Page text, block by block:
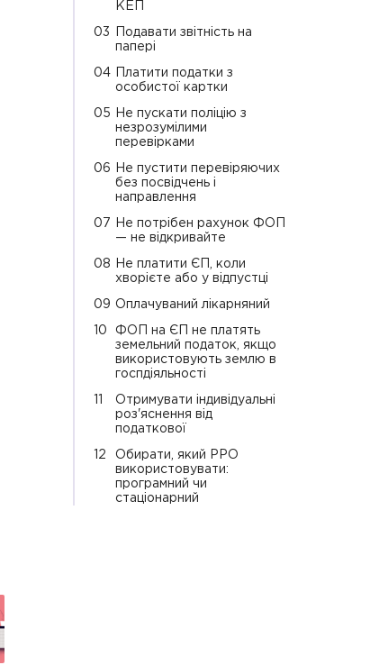
КЕП
03
Подавати звітність на
папері
04
Платити податки з
особистої картки
05
Не пускати поліцію з
незрозумілими
перевірками
06
Не пустити перевіряючих
без посвідчень і
направлення
07
Не потрібен рахунок ФОП
— не відкривайте
08
Не платити ЄП, коли
хворієте або у відпустці
09 Оплачуваний лікарняний
10
ФОП на ЄП не платять
земельний податок, якщо
використовують землю в
госпдіяльності
Отримувати індивідуальні
роз'яснення від
податкової
12
Обирати, який РРО
використовувати:
програмний чи
стаціонарний